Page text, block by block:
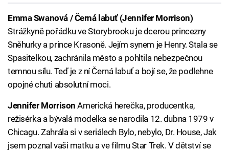
Emma Swanová / Černá labuť (Jennifer Morrison)
Strážkyně pořádku ve Storybrooku je dcerou princezny
Sněhurky a prince Krasoně. Jejím synem je Henry. Stala se
Spasitelkou, zachránila město a pohltila nebezpečnou
temnou sílu. Teď je z ní Černá labuť a bojí se, že podlehne
opojné chuti absolutní moci.
Jennifer Morrison Americká herečka, producentka,
režisérka a bývalá modelka se narodila 12. dubna 1979 v
Chicagu. Zahrála si v seriálech Bylo, nebylo, Dr. House, Jak
jsem poznal vaši matku a ve filmu Star Trek. V dětství se